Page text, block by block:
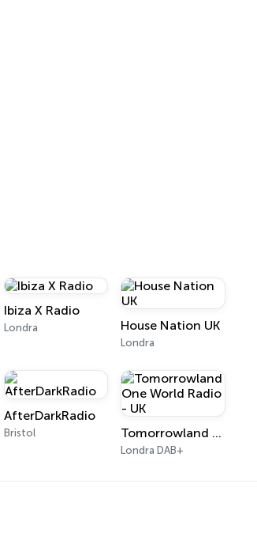
Ibiza X Radio
Londra House Nation UK
Londra
AfterDarkRadio
Bristol Tomorrowland One World Radio - UK
Londra DAB+